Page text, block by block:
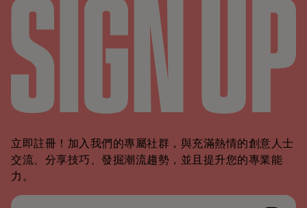
立即註冊！加入我們的專屬社群，與充滿熱情的創意人士
交流、分享技巧、發掘潮流趨勢，並且提升您的專業能
力。